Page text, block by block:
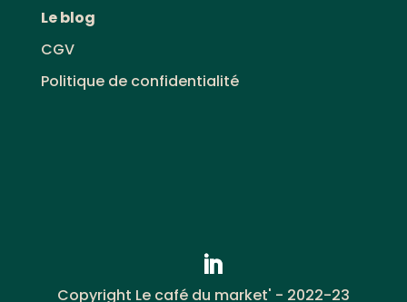
Le blog
CGV
Politique de confidentialité
Copyright Le café du market' - 2022-23